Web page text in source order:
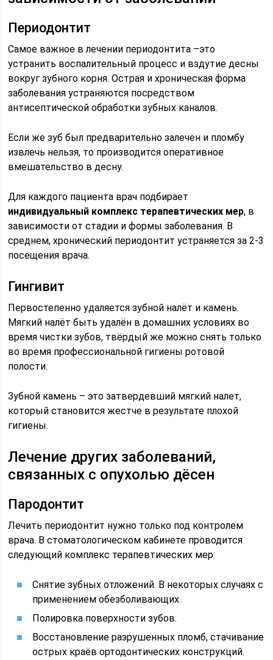
Периодонтит
Самое важное в лечении периодонтита –это
устранить воспалительный процесс и вздутие десны
вокруг зубного корня. Острая и хроническая форма
заболевания устраняются посредством
антисептической обработки зубных каналов.
Если же зуб был предварительно залечен и пломбу
извлечь нельзя, то производится оперативное
вмешательство в десну.
Для каждого пациента врач подбирает
индивидуальный комплекс терапевтических мер, в
зависимости от стадии и формы заболевания. В
среднем, хронический периодонтит устраняется за 2-3
посещения врача.
Гингивит
Первостепенно удаляется зубной налёт и камень.
Мягкий налёт быть удалён в домашних условиях во
время чистки зубов, твёрдый же можно снять только
во время профессиональной гигиены ротовой
полости.
Зубной камень – это затвердевший мягкий налет,
который становится жестче в результате плохой
гигиены.
Лечение других заболеваний,
связанных с опухолью дёсен
Пародонтит
Лечить периодонтит нужно только под контролем
врача. В стоматологическом кабинете проводится
следующий комплекс терапевтических мер:
Снятие зубных отложений. В некоторых случаях с
применением обезболивающих.
Полировка поверхности зубов.
Восстановление разрушенных пломб, стачивание
острых краёв ортодонтических конструкций.